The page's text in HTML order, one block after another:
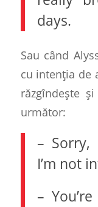
days.
Sau când
cu intenția de
răzgîndește
următor:
–
I’m not
–